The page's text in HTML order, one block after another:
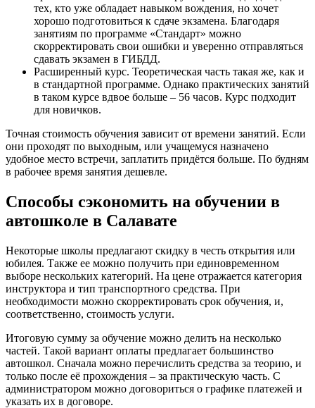
тех, кто уже обладает навыком вождения, но хочет
хорошо подготовиться к сдаче экзамена. Благодаря
занятиям по программе «Стандарт» можно
скорректировать свои ошибки и уверенно отправляться
сдавать экзамен в ГИБДД.
Расширенный курс. Теоретическая часть такая же, как и
в стандартной программе. Однако практических занятий
в таком курсе вдвое больше – 56 часов. Курс подходит
для новичков.
Точная стоимость обучения зависит от времени занятий. Если
они проходят по выходным, или учащемуся назначено
удобное место встречи, заплатить придётся больше. По будням
в рабочее время занятия дешевле.
Способы сэкономить на обучении в
автошколе в Салавате
Некоторые школы предлагают скидку в честь открытия или
юбилея. Также ее можно получить при единовременном
выборе нескольких категорий. На цене отражается категория
инструктора и тип транспортного средства. При
необходимости можно скорректировать срок обучения, и,
соответственно, стоимость услуги.
Итоговую сумму за обучение можно делить на несколько
частей. Такой вариант оплаты предлагает большинство
автошкол. Сначала можно перечислить средства за теорию, и
только после её прохождения – за практическую часть. С
администратором можно договориться о графике платежей и
указать их в договоре.